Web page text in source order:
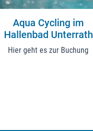
Aqua Cycling im
Hallenbad Unterrath
Hier geht es zur Buchung